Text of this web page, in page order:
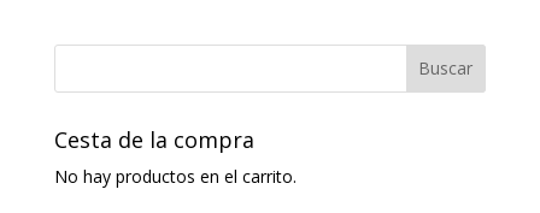
Cesta de la compra
No hay productos en el carrito.